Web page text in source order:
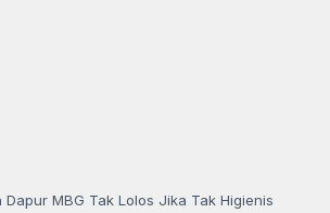
MBG Tak Lolos Jika Tak Higienis